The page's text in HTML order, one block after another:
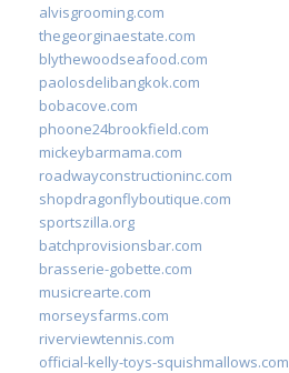
alvisgrooming.com
thegeorginaestate.com
blythewoodseafood.com
paolosdelibangkok.com
bobacove.com
phoone24brookfield.com
mickeybarmama.com
roadwayconstructioninc.com
shopdragonflyboutique.com
sportszilla.org
batchprovisionsbar.com
brasserie-gobette.com
musicrearte.com
morseysfarms.com
riverviewtennis.com
official-kelly-toys-squishmallows.com